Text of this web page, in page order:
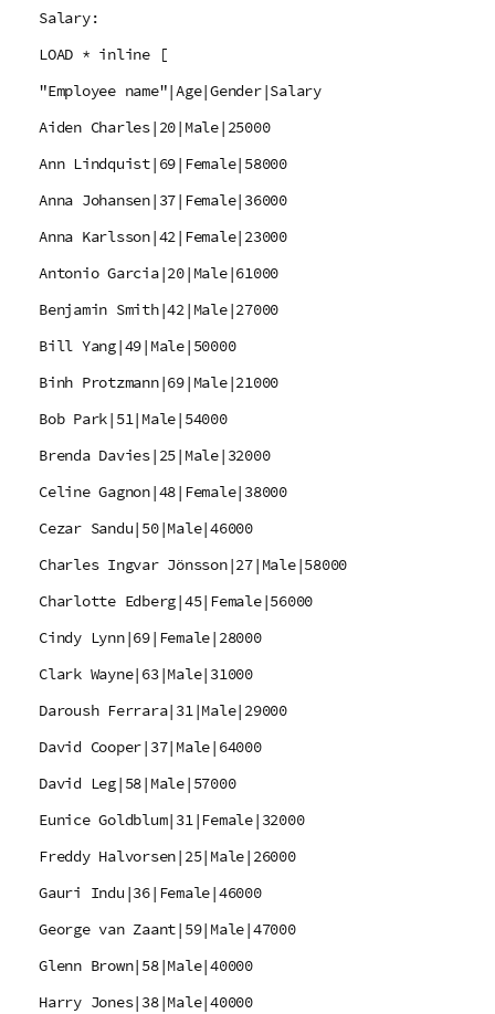
Salary:
LOAD * inline [
"Employee name"|Age|Gender|Salary
Aiden Charles|20|Male|25000
Ann Lindquist|69|Female|58000
Anna Johansen|37|Female|36000
Anna Karlsson|42|Female|23000
Antonio Garcia|20|Male|61000
Benjamin Smith|42|Male|27000
Bill Yang|49|Male|50000
Binh Protzmann|69|Male|21000
Bob Park|51|Male|54000
Brenda Davies|25|Male|32000
Celine Gagnon|48|Female|38000
Cezar Sandu|50|Male|46000
Charles Ingvar Jönsson|27|Male|58000
Charlotte Edberg|45|Female|56000
Cindy Lynn|69|Female|28000
Clark Wayne|63|Male|31000
Daroush Ferrara|31|Male|29000
David Cooper|37|Male|64000
David Leg|58|Male|57000
Eunice Goldblum|31|Female|32000
Freddy Halvorsen|25|Male|26000
Gauri Indu|36|Female|46000
George van Zaant|59|Male|47000
Glenn Brown|58|Male|40000
Harry Jones|38|Male|40000